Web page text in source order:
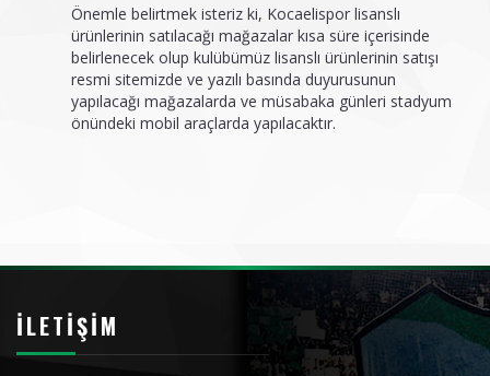
Önemle belirtmek isteriz ki, Kocaelispor lisanslı
ürünlerinin satılacağı mağazalar kısa süre içerisinde
belirlenecek olup kulübümüz lisanslı ürünlerinin satışı
resmi sitemizde ve yazılı basında duyurusunun
yapılacağı mağazalarda ve müsabaka günleri stadyum
önündeki mobil araçlarda yapılacaktır.
İLETIŞIM